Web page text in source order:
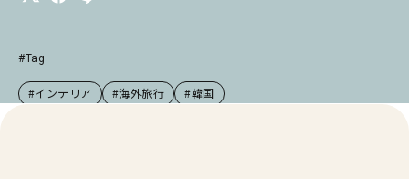
#Tag
#インテリア #海外旅行 #韓国